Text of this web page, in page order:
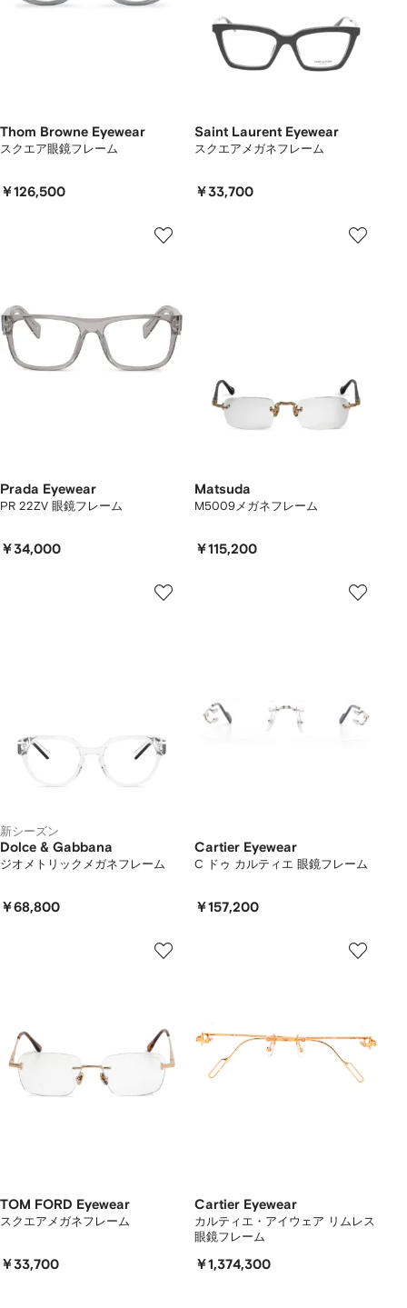
Thom Browne Eyewear
スクエア眼鏡フレーム
￥126,500
Saint Laurent Eyewear
スクエアメガネフレーム
￥33,700
Prada Eyewear
PR 22ZV 眼鏡フレーム
￥34,000
Matsuda
M5009メガネフレーム
￥115,200
新シーズン
Dolce & Gabbana
ジオメトリックメガネフレーム
￥68,800
Cartier Eyewear
C ドゥ カルティエ 眼鏡フレーム
￥157,200
TOM FORD Eyewear
スクエアメガネフレーム
￥33,700
Cartier Eyewear
カルティエ・アイウェア リムレス
眼鏡フレーム
￥1,374,300